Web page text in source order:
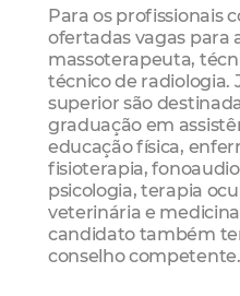
Para os profissionais
ofertadas vagas para
massoterapeuta,
técnico de radiologia.
superior são
graduação em
educação física,
fisioterapia,
psicologia, terapia
veterinária e
candidato também
conselho competente.